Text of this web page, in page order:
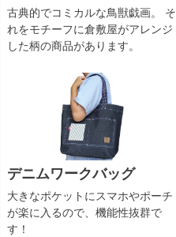
古典的でコミカルな鳥獣戯画。 そ
れをモチーフに倉敷屋がアレンジ
した柄の商品があります。
デニムワークバッグ
大きなポケットにスマホやポーチ
が楽に入るので、機能性抜群で
す！